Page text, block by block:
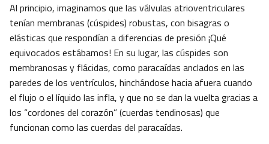
Al principio, imaginamos que las válvulas atrioventriculares
tenían membranas (cúspides) robustas, con bisagras o
elásticas que respondían a diferencias de presión ¡Qué
equivocados estábamos! En su lugar, las cúspides son
membranosas y flácidas, como paracaídas anclados en las
paredes de los ventrículos, hinchándose hacia afuera cuando
el flujo o el líquido las infla, y que no se dan la vuelta gracias a
los “cordones del corazón” (cuerdas tendinosas) que
funcionan como las cuerdas del paracaídas.